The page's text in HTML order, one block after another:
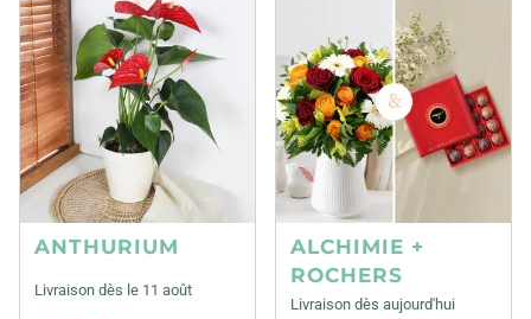
ANTHURIUM
Livraison dès le 11 août
ALCHIMIE +
ROCHERS
Livraison dès aujourd'hui